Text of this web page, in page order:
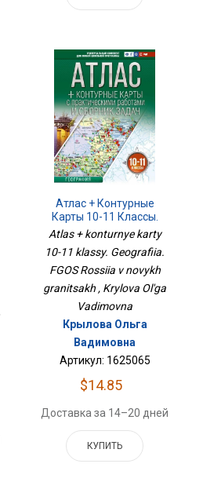
Атлас + Контурные
Карты 10-11 Классы.
География. ФГОС Россия
В Новых Границах
Atlas + konturnye karty
10-11 klassy. Geografiia.
FGOS Rossiia v novykh
granitsakh , Krylova Ol'ga
Vadimovna
Крылова Ольга
Вадимовна
Артикул: 1625065
$14.85
Доставка за 14–20 дней
КУПИТЬ